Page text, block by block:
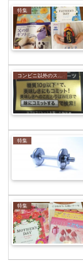
特集
特集
特集